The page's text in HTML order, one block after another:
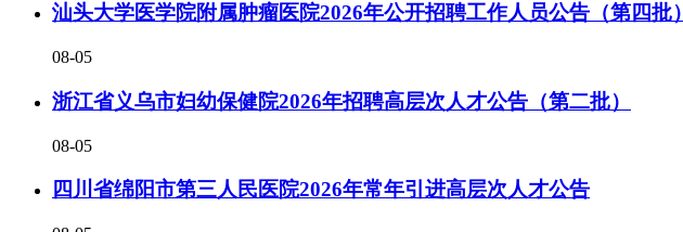
汕头大学医学院附属肿瘤医院2026年公开招聘工作人员公告（第四批）
08-05
浙江省义乌市妇幼保健院2026年招聘高层次人才公告（第二批）
08-05
四川省绵阳市第三人民医院2026年常年引进高层次人才公告